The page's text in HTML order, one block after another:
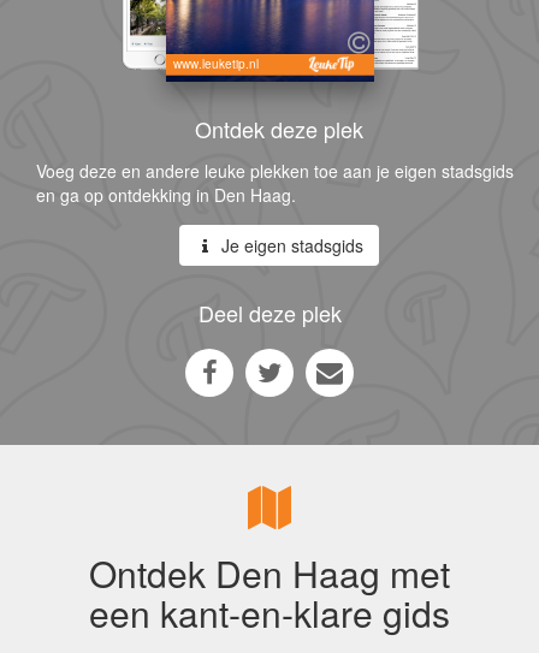
www.leuketip.nl
Ontdek deze plek
Voeg deze en andere leuke plekken toe aan je eigen stadsgids
en ga op ontdekking in Den Haag.
Je eigen stadsgids
Deel deze plek
Ontdek Den Haag met
een kant-en-klare gids